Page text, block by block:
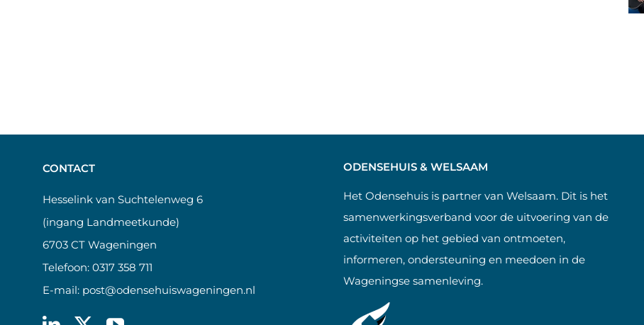
CONTACT
Hesselink van Suchtelenweg 6
(ingang Landmeetkunde)
6703 CT Wageningen
Telefoon: 0317 358 711
E-mail: post@odensehuiswageningen.nl
ODENSEHUIS & WELSAAM
Het Odensehuis is partner van Welsaam. Dit is het
samenwerkingsverband voor de uitvoering van de
activiteiten op het gebied van ontmoeten,
informeren, ondersteuning en meedoen in de
Wageningse samenleving.